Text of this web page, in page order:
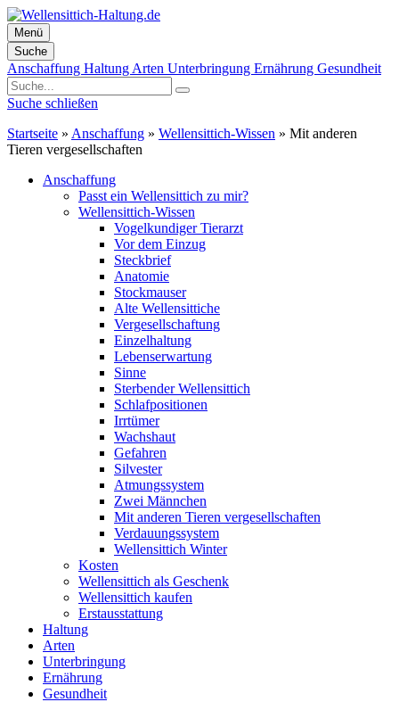
Menü
Suche
Zum
Inhalt
springen
Anschaffung Haltung Arten Unterbringung Ernährung Gesundheit
Suche schließen
Startseite » Anschaffung » Wellensittich-Wissen » Mit anderen
Tieren vergesellschaften
Anschaffung
Passt ein Wellensittich zu mir?
Wellensittich-Wissen
Vogelkundiger Tierarzt
Vor dem Einzug
Steckbrief
Anatomie
Stockmauser
Alte Wellensittiche
Vergesellschaftung
Einzelhaltung
Lebenserwartung
Sinne
Sterbender Wellensittich
Schlafpositionen
Irrtümer
Wachshaut
Gefahren
Silvester
Atmungssystem
Zwei Männchen
Mit anderen Tieren vergesellschaften
Verdauungssystem
Wellensittich Winter
Kosten
Wellensittich als Geschenk
Wellensittich kaufen
Erstausstattung
Haltung
Arten
Unterbringung
Ernährung
Gesundheit